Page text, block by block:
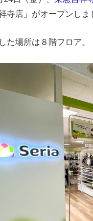
寺店」がオープンしま
た場所は８階フロア。